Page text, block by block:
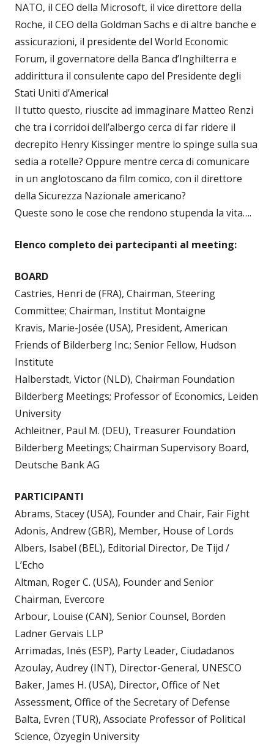
NATO, il CEO della Microsoft, il vice direttore della
Roche, il CEO della Goldman Sachs e di altre banche e
assicurazioni, il presidente del World Economic
Forum, il governatore della Banca d’Inghilterra e
addirittura il consulente capo del Presidente degli
Stati Uniti d’America!
Il tutto questo, riuscite ad immaginare Matteo Renzi
che tra i corridoi dell’albergo cerca di far ridere il
decrepito Henry Kissinger mentre lo spinge sulla sua
sedia a rotelle? Oppure mentre cerca di comunicare
in un anglotoscano da film comico, con il direttore
della Sicurezza Nazionale americano?
Queste sono le cose che rendono stupenda la vita….
Elenco completo dei partecipanti al meeting:
BOARD
Castries, Henri de (FRA), Chairman, Steering
Committee; Chairman, Institut Montaigne
Kravis, Marie-Josée (USA), President, American
Friends of Bilderberg Inc.; Senior Fellow, Hudson
Institute
Halberstadt, Victor (NLD), Chairman Foundation
Bilderberg Meetings; Professor of Economics, Leiden
University
Achleitner, Paul M. (DEU), Treasurer Foundation
Bilderberg Meetings; Chairman Supervisory Board,
Deutsche Bank AG
PARTICIPANTI
Abrams, Stacey (USA), Founder and Chair, Fair Fight
Adonis, Andrew (GBR), Member, House of Lords
Albers, Isabel (BEL), Editorial Director, De Tijd /
L’Echo
Altman, Roger C. (USA), Founder and Senior
Chairman, Evercore
Arbour, Louise (CAN), Senior Counsel, Borden
Ladner Gervais LLP
Arrimadas, Inés (ESP), Party Leader, Ciudadanos
Azoulay, Audrey (INT), Director-General, UNESCO
Baker, James H. (USA), Director, Office of Net
Assessment, Office of the Secretary of Defense
Balta, Evren (TUR), Associate Professor of Political
Science, Özyegin University